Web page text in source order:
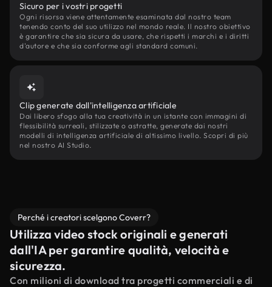
Sicuro per i vostri progetti
Ogni risorsa viene attentamente esaminata dal nostro team
tenendo conto del suo utilizzo nel mondo reale. Il nostro obiettivo
è garantire che sia sicura da usare, che rispetti i marchi e i diritti
d'autore e che sia conforme agli standard comuni.
Clip generate dall'intelligenza artificiale
Dai libero sfogo alla tua creatività in un istante con immagini di
flessibilità surreali, stilizzate o astratte, generate dai nostri
modelli di intelligenza artificiale di altissimo livello. Scopri di più
nel nostro AI Studio.
Perché i creatori scelgono Coverr?
Utilizza video stock originali e generati
dall'IA per garantire qualità, velocità e
sicurezza.
Con milioni di download tra progetti commerciali e di